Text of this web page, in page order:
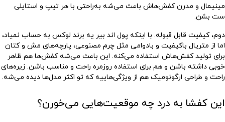
مینیمال و مدرن کفش‌هاش باعث می‌شه به‌راحتی با هر تیپ و استایلی
ست بشن.
دوم، کیفیت قابل قبوله. با اینکه پول اند بیر یه برند لوکس به حساب نمیاد،
اما از متریال باکیفیت و بادوامی مثل چرم مصنوعی، پارچه‌های مش و کتان
برای تولید کفش‌هاش استفاده می‌کنه. این باعث می‌شه کفش‌ها هم ظاهر
خوبی داشته باشن و هم برای استفاده روزمره راحت و مناسب باشن. زیره‌های
راحت و طراحی ارگونومیک هم از ویژگی‌هاییه که تو اکثر مدل‌ها دیده می‌شه.
این کفشا به درد چه موقعیت‌هایی می‌خورن؟